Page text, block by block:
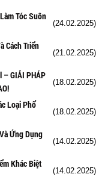
Tóc Suôn
(24.02.2025)
Cách Triển
(21.02.2025)
– GIẢI PHÁP
(18.02.2025)
Loại Phổ
(18.02.2025)
Ứng Dụng
(14.02.2025)
Khác Biệt
(14.02.2025)